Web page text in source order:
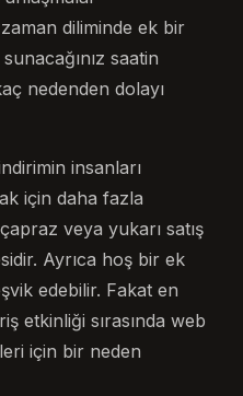
diliminde ek bir
saatin
nedenden dolayı
insanları
için daha fazla
veya yukarı satış
Ayrıca hoş bir ek
edebilir. Fakat en
etkinliği sırasında web
için bir neden